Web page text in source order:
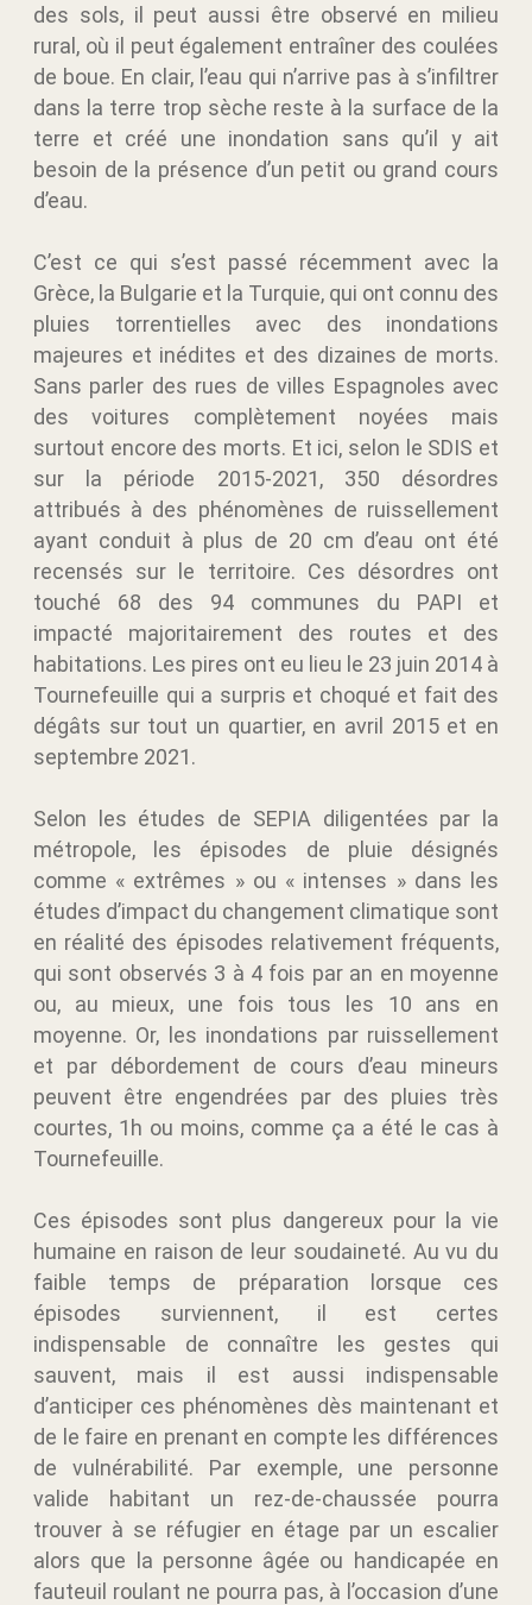
des sols, il peut aussi être observé en milieu
rural, où il peut également entraîner des coulées
de boue. En clair, l’eau qui n’arrive pas à s’infiltrer
dans la terre trop sèche reste à la surface de la
terre et créé une inondation sans qu’il y ait
besoin de la présence d’un petit ou grand cours
d’eau.
C’est ce qui s’est passé récemment avec la
Grèce, la Bulgarie et la Turquie, qui ont connu des
pluies torrentielles avec des inondations
majeures et inédites et des dizaines de morts.
Sans parler des rues de villes Espagnoles avec
des voitures complètement noyées mais
surtout encore des morts. Et ici, selon le SDIS et
sur la période 2015-2021, 350 désordres
attribués à des phénomènes de ruissellement
ayant conduit à plus de 20 cm d’eau ont été
recensés sur le territoire. Ces désordres ont
touché 68 des 94 communes du PAPI et
impacté majoritairement des routes et des
habitations. Les pires ont eu lieu le 23 juin 2014 à
Tournefeuille qui a surpris et choqué et fait des
dégâts sur tout un quartier, en avril 2015 et en
septembre 2021.
Selon les études de SEPIA diligentées par la
métropole, les épisodes de pluie désignés
comme « extrêmes » ou « intenses » dans les
études d’impact du changement climatique sont
en réalité des épisodes relativement fréquents,
qui sont observés 3 à 4 fois par an en moyenne
ou, au mieux, une fois tous les 10 ans en
moyenne. Or, les inondations par ruissellement
et par débordement de cours d’eau mineurs
peuvent être engendrées par des pluies très
courtes, 1h ou moins, comme ça a été le cas à
Tournefeuille.
Ces épisodes sont plus dangereux pour la vie
humaine en raison de leur soudaineté. Au vu du
faible temps de préparation lorsque ces
épisodes surviennent, il est certes
indispensable de connaître les gestes qui
sauvent, mais il est aussi indispensable
d’anticiper ces phénomènes dès maintenant et
de le faire en prenant en compte les différences
de vulnérabilité. Par exemple, une personne
valide habitant un rez-de-chaussée pourra
trouver à se réfugier en étage par un escalier
alors que la personne âgée ou handicapée en
fauteuil roulant ne pourra pas, à l’occasion d’une